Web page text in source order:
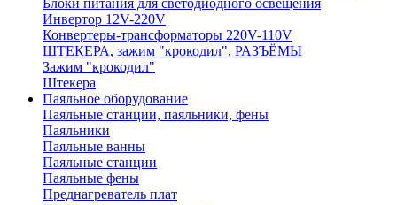
Блоки питания для светодиодного освещения
Инвертор 12V-220V
Конвертеры-трансформаторы 220V-110V
ШТЕКЕРА, зажим "крокодил", РАЗЪЁМЫ
Зажим "крокодил"
Штекера
Паяльное оборудование
Паяльные станции, паяльники, фены
Паяльники
Паяльные ванны
Паяльные станции
Паяльные фены
Преднагреватель плат